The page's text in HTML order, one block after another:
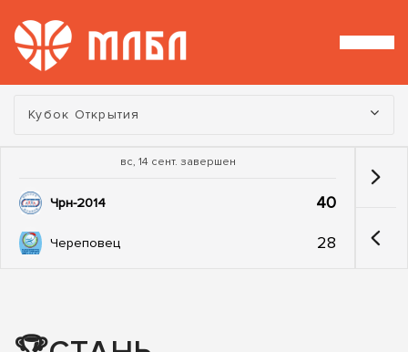
Турнир:
Кубок Открытия
вс, 14 сент. завершен
Чрн-2014 40
Череповец 28